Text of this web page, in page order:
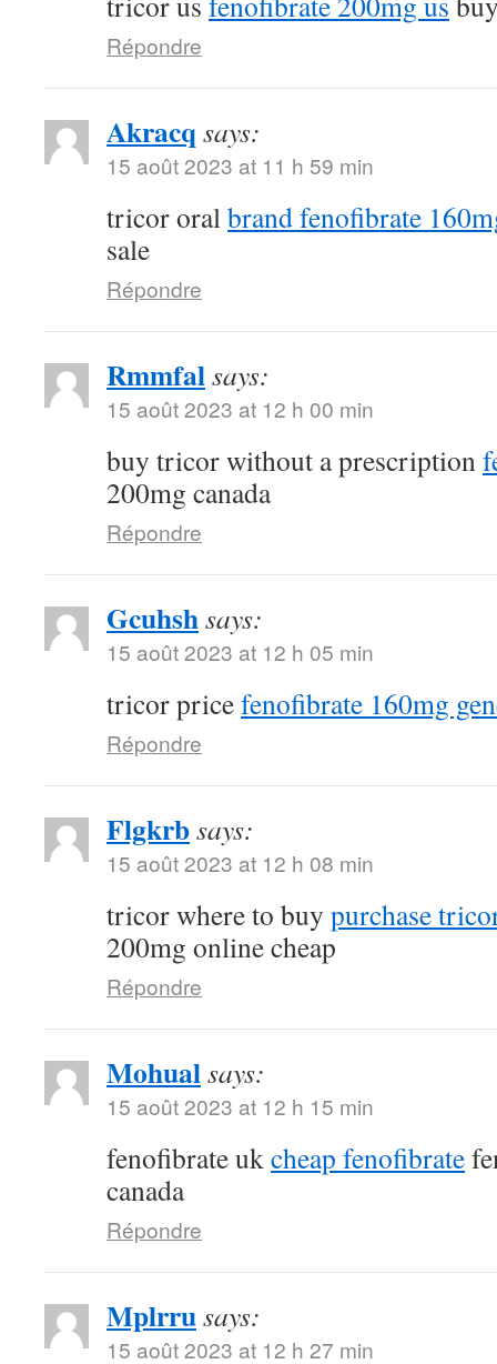
Répondre
Akracq says:
15 août 2023 at 11 h 59 min
tricor oralbrand fenofibrate
sale
Répondre
Rmmfalsays:
15 août 2023 at 12 h 00 min
buy tricor without a prescription
200mg canada
Répondre
Gcuhshsays:
15 août 2023 at 12 h 05 min
tricor pricefenofibrate 160mg
Répondre
Flgkrbsays:
15 août 2023 at 12 h 08 min
tricor where to buy purchase
200mg online cheap
Répondre
Mohualsays:
15 août 2023 at 12 h 15 min
fenofibrate ukcheap fenofibrate
canada
Répondre
Mplrrusays:
15 août 2023 at 12 h 27 min